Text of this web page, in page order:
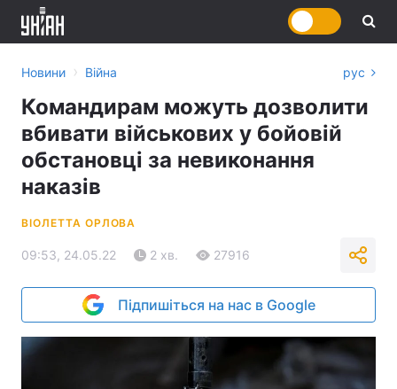
Новини › Війна рус
Командирам можуть дозволити
вбивати військових у бойовій
обстановці за невиконання
наказів
ВІОЛЕТТА ОРЛОВА
09:53, 24.05.22 2 хв. 27916
Підпишіться на нас в Google